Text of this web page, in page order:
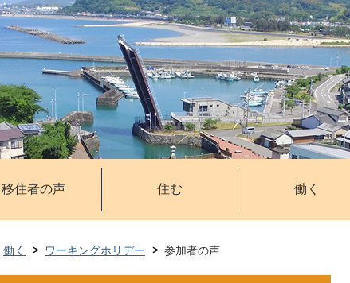
移住者の声 住む 働く
働く ワーキングホリデー 参加者の声